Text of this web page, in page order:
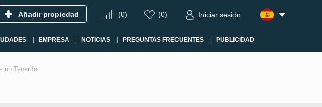
Añadir propiedad (0) (0) Iniciar sesión
EMPRESA NOTICIAS PREGUNTAS FRECUENTES PUBLICIDAD
en Tenerife